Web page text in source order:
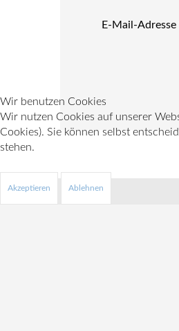
E-Mail-Adresse
Wir benutzen Cookies
Wir nutzen Cookies auf unserer
Cookies). Sie können selbst
stehen.
Akzeptieren Ablehnen